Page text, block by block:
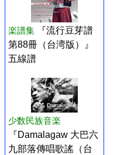
楽譜集
『流行豆芽譜
第88冊（台湾版）』
五線譜
少数民族音楽
『Damalagaw 大巴六
九部落傳唱歌謠（台